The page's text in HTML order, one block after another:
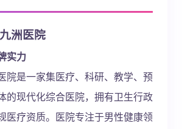
洲医院
实力
院是一家集医疗、科研、教学、预
的现代化综合医院，拥有卫生行政
医疗资质。医院专注于男性健康领